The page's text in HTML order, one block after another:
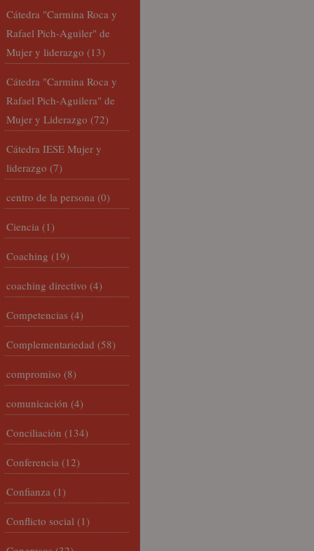
Cátedra "Carmina Roca y
Rafael Pich-Aguiler" de
Mujer y liderazgo (13)
Cátedra "Carmina Roca y
Rafael Pich-Aguilera" de
Mujer y Liderazgo (72)
Cátedra IESE Mujer y
liderazgo (7)
centro de la persona (0)
Ciencia (1)
Coaching (19)
coaching directivo (4)
Competencias (4)
Complementariedad (58)
compromiso (8)
comunicación (4)
Conciliación (134)
Conferencia (12)
Confianza (1)
Conflicto social (1)